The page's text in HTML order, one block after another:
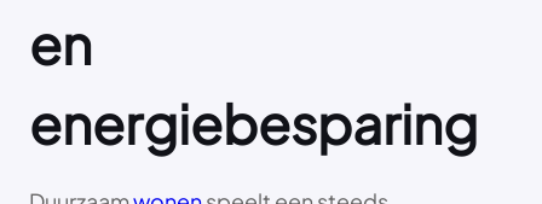
en
energiebesparing